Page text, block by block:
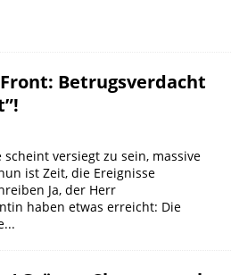
Betrugsverdacht
versiegt zu sein, massive
ist Zeit, die Ereignisse
Ja, der Herr
haben etwas erreicht: Die